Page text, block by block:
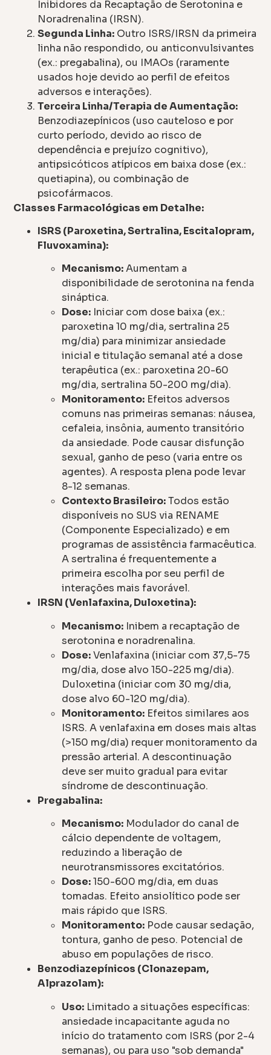
Inibidores da Recaptação de Serotonina e
Noradrenalina (IRSN).
Segunda Linha: Outro ISRS/IRSN da primeira
linha não respondido, ou anticonvulsivantes
(ex.: pregabalina), ou IMAOs (raramente
usados hoje devido ao perfil de efeitos
adversos e interações).
Terceira Linha/Terapia de Aumentação:
Benzodiazepínicos (uso cauteloso e por
curto período, devido ao risco de
dependência e prejuízo cognitivo),
antipsicóticos atípicos em baixa dose (ex.:
quetiapina), ou combinação de
psicofármacos.
Classes Farmacológicas em Detalhe:
ISRS (Paroxetina, Sertralina, Escitalopram,
Fluvoxamina):
Mecanismo:Aumentam a
disponibilidade de serotonina na fenda
sináptica.
Dose: Iniciar com dose baixa (ex.:
paroxetina 10 mg/dia, sertralina 25
mg/dia) para minimizar ansiedade
inicial e titulação semanal até a dose
terapêutica (ex.: paroxetina 20-60
mg/dia, sertralina 50-200 mg/dia).
Monitoramento: Efeitos adversos
comuns nas primeiras semanas: náusea,
cefaleia, insônia, aumento transitório
da ansiedade. Pode causar disfunção
sexual, ganho de peso (varia entre os
agentes). A resposta plena pode levar
8-12 semanas.
Contexto Brasileiro:Todos estão
disponíveis no SUS via RENAME
(Componente Especializado) e em
programas de assistência farmacêutica.
A sertralina é frequentemente a
primeira escolha por seu perfil de
interações mais favorável.
IRSN (Venlafaxina, Duloxetina):
Mecanismo: Inibem a recaptação de
serotonina e noradrenalina.
Dose:Venlafaxina (iniciar com 37,5-75
mg/dia, dose alvo 150-225 mg/dia).
Duloxetina (iniciar com 30 mg/dia,
dose alvo 60-120 mg/dia).
Monitoramento: Efeitos similares aos
ISRS. A venlafaxina em doses mais altas
(>150 mg/dia) requer monitoramento da
pressão arterial. A descontinuação
deve ser muito gradual para evitar
síndrome de descontinuação.
Pregabalina:
Mecanismo: Modulador do canal de
cálcio dependente de voltagem,
reduzindo a liberação de
neurotransmissores excitatórios.
Dose:150-600 mg/dia, em duas
tomadas. Efeito ansiolítico pode ser
mais rápido que ISRS.
Monitoramento: Pode causar sedação,
tontura, ganho de peso. Potencial de
abuso em populações de risco.
Benzodiazepínicos (Clonazepam,
Alprazolam):
Uso: Limitado a situações específicas:
ansiedade incapacitante aguda no
início do tratamento com ISRS (por 2-4
semanas), ou para uso "sob demanda"